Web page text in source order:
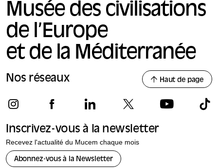
Musée des civilisations
de l’Europe
et de la Méditerranée
Nos réseaux Haut de page
Inscrivez-vous à la newsletter
Recevez l'actualité du Mucem chaque mois
Abonnez-vous à la Newsletter